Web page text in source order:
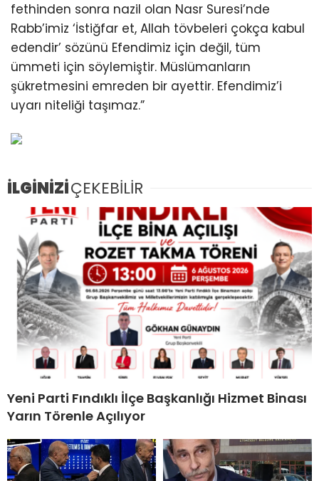
fethinden sonra nazil olan Nasr Suresi’nde
Rabb’imiz ‘İstiğfar et, Allah tövbeleri çokça kabul
edendir’ sözünü Efendimiz için değil, tüm
ümmeti için söylemiştir. Müslümanların
şükretmesini emreden bir ayettir. Efendimiz’i
uyarı niteliği taşımaz.”
İLGİNİZİÇEKEBİLİR
Yeni Parti Fındıklı İlçe Başkanlığı Hizmet Binası
Yarın Törenle Açılıyor